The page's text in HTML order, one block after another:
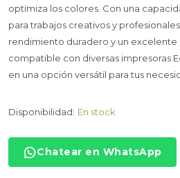
optimiza los colores. Con una
para trabajos creativos y
rendimiento duradero y un excelente
compatible con diversas impresoras
en una opción versátil para tus
Disponibilidad: En stock
Chatear en WhatsApp